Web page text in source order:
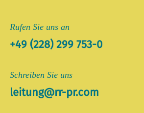
Rufen Sie uns an
+49 (228) 299 753-0
Schreiben Sie uns
leitung@rr-pr.com